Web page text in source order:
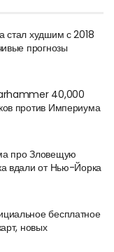
стал худшим с 2018
прогнозы
40,000
против Империума
про Зловещую
вдали от Нью-Йорка
бесплатное
новых